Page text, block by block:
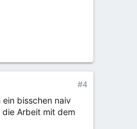
#4
bisschen naiv
Arbeit mit dem